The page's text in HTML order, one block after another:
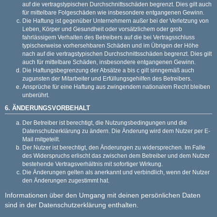
auf die vertragstypischen Durchschnittsschäden begrenzt. Dies gilt auch
für mittelbare Folgeschäden wie insbesondere entgangenen Gewinn.
Die Haftung ist gegenüber Unternehmern außer bei der Verletzung von
Leben, Körper und Gesundheit oder vorsätzlichem oder grob
fahrlässigem Verhalten des Betreibers auf die bei Vertragsschluss
typischerweise vorhersehbaren Schäden und im Übrigen der Höhe
nach auf die vertragstypischen Durchschnittsschäden begrenzt. Dies gilt
auch für mittelbare Schäden, insbesondere entgangenen Gewinn.
Die Haftungsbegrenzung der Absätze a bis c gilt sinngemäß auch
zugunsten der Mitarbeiter und Erfüllungsgehilfen des Betreibers.
Ansprüche für eine Haftung aus zwingendem nationalem Recht bleiben
unberührt.
6. ÄNDERUNGSVORBEHALT
Der Betreiber ist berechtigt, die Nutzungsbedingungen und die
Datenschutzerklärung zu ändern. Die Änderung wird dem Nutzer per E-
Mail mitgeteilt.
Der Nutzer ist berechtigt, den Änderungen zu widersprechen. Im Falle
des Widerspruchs erlischt das zwischen dem Betreiber und dem Nutzer
bestehende Vertragsverhältnis mit sofortiger Wirkung.
Die Änderungen gelten als anerkannt und verbindlich, wenn der Nutzer
den Änderungen zugestimmt hat.
Informationen über den Umgang mit deinen persönlichen Daten
sind in der Datenschutzerklärung enthalten.